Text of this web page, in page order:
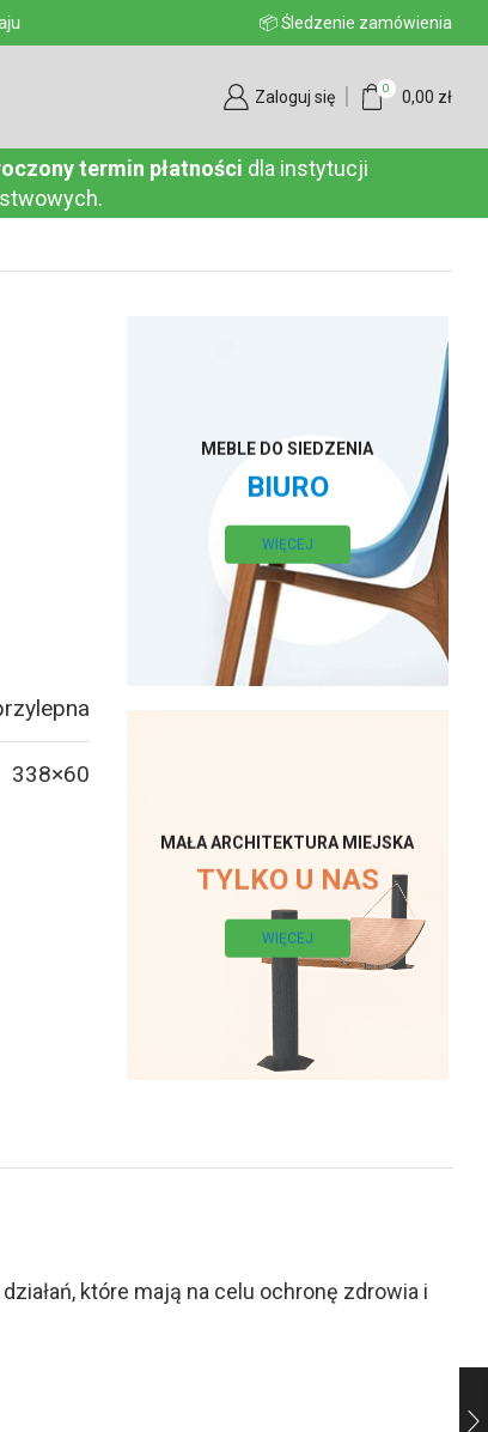
📦 Śledzenie zamówienia
Zaloguj się 0 0,00 zł
termin płatności dla instytucji
338×60
MEBLE DO SIEDZENIA
BIURO
WIĘCEJ
MAŁA ARCHITEKTURA MIEJSKA
TYLKO U NAS
WIĘCEJ
które mają na celu ochronę zdrowia i